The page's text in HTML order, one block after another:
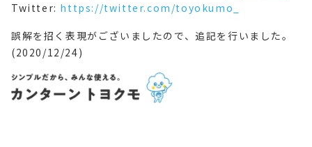
Twitter: https://twitter.com/toyokumo_
誤解を招く表現がございましたので、追記を行いました。
(2020/12/24)